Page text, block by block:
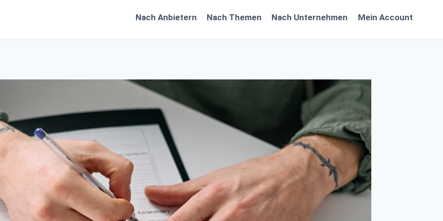
Nach Anbietern Nach Themen Nach Unternehmen Mein Account